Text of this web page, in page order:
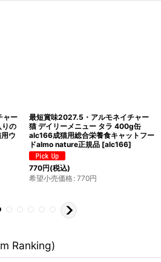
ー
缶
最短賞味2027.6・アルモネイチャー
猫 デイリーメニュー 七面鳥 400g缶
alc162成猫用ウェット総合栄養食
almo nature正規品 [alc162]
770円(税込)
希望小売価格: 770円
Ranking)